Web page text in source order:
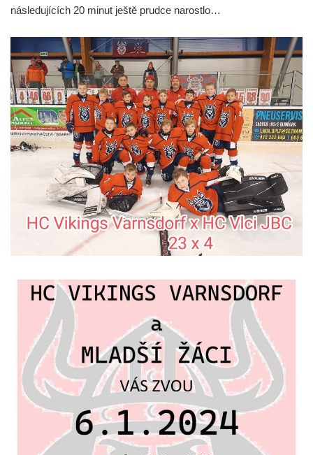
následujících 20 minut ještě prudce narostlo…